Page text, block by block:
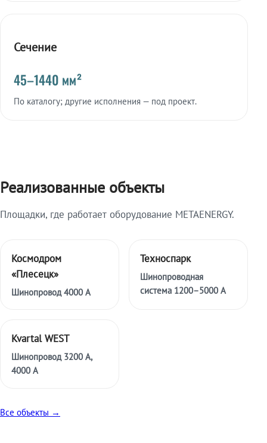
Сечение
45–1440 мм²
По каталогу; другие исполнения — под проект.
Реализованные объекты
Площадки, где работает оборудование METAENERGY.
Космодром
«Плесецк»
Шинопровод 4000 А
Техноспарк
Шинопроводная
система 1200–5000 А
Kvartal WEST
Шинопровод 3200 А,
4000 А
Все объекты →